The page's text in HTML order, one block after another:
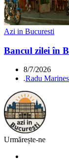
Azi in Bucuresti
Bancul zilei în
8/7/2026
.Radu
Urmărește-ne